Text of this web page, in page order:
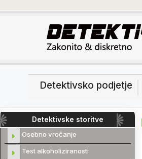
Detektivsko podjetje
Detektivske storitve
Osebno vročanje
Test alkoholiziranosti